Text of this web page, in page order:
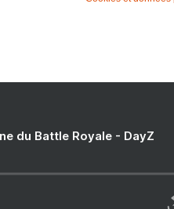
du Battle Royale - DayZ